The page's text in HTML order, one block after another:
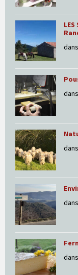
dans
dans
dans
dans
dans